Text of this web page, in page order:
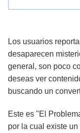
Los usuarios
desaparecen
general, son poco
deseas ver
buscando un
Este es "El
por la cual existe